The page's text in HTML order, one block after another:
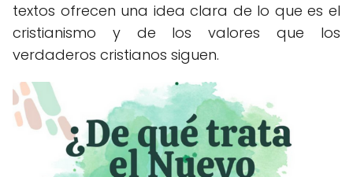
textos ofrecen una idea clara de lo que es el
cristianismo y de los valores que los
verdaderos cristianos siguen.